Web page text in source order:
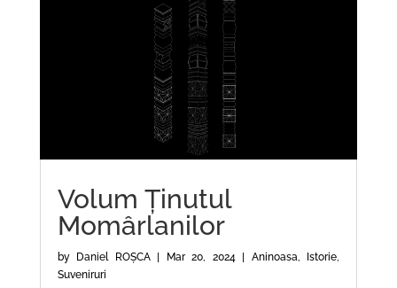
Volum Ținutul
Momârlanilor
by Daniel ROȘCA| Mar 20, 2024 | Aninoasa Istorie
Suveniruri